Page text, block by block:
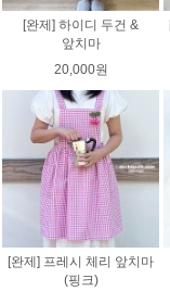
[완제] 하이디 두건 &
앞치마
20,000원
[완제] 프레시 체리 앞치마
(핑크)